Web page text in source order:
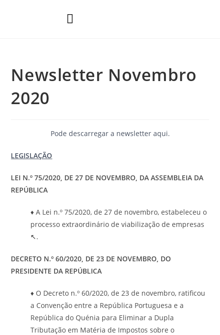
Newsletter Novembro
2020
Pode descarregar a newsletter aqui.
LEGISLAÇÃO
LEI N.º 75/2020, DE 27 DE NOVEMBRO, DA ASSEMBLEIA DA
REPÚBLICA
♦ A Lei n.º 75/2020, de 27 de novembro, estabeleceu o
processo extraordinário de viabilização de empresas
↖.
DECRETO N.º 60/2020, DE 23 DE NOVEMBRO, DO
PRESIDENTE DA REPÚBLICA
♦ O Decreto n.º 60/2020, de 23 de novembro, ratificou
a Convenção entre a República Portuguesa e a
República do Quénia para Eliminar a Dupla
Tributação em Matéria de Impostos sobre o